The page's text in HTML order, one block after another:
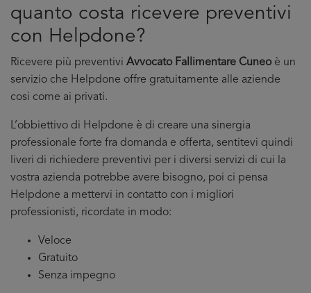
quanto costa ricevere preventivi
con Helpdone?
Ricevere più preventivi Avvocato Fallimentare Cuneoè un
servizio che Helpdone offre gratuitamente alle aziende
cosi come ai privati.
L’obbiettivo di Helpdone è di creare una sinergia
professionale forte fra domanda e offerta, sentitevi quindi
liveri di richiedere preventivi per i diversi servizi di cui la
vostra azienda potrebbe avere bisogno, poi ci pensa
Helpdone a mettervi in contatto con i migliori
professionisti, ricordate in modo:
Veloce
Gratuito
Senza impegno